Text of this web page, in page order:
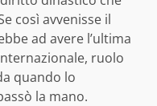
così avvenisse il
ad avere l’ultima
ruolo
quando lo
la mano.